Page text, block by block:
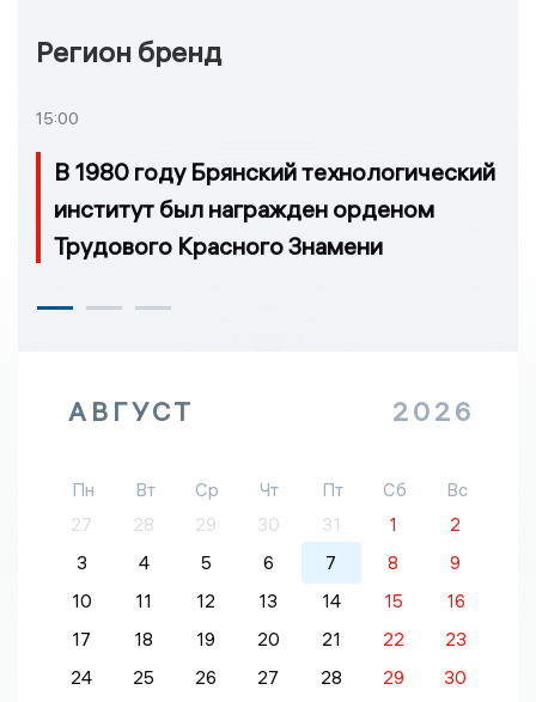
Регион бренд
15:00
В 1980 году Брянский технологический
институт был награжден орденом
Трудового Красного Знамени
АВГУСТ 2026
Пн Вт Ср Чт Пт Сб
Вс
27
28 29 30 31 1
2
3
4 5 6 7 8
9
10
11 12 13 14 15
16
17
18 19 20 21 22
23
24
25 26 27 28 29
30